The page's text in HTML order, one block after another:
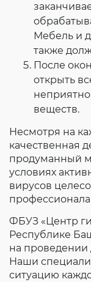
Мебель и
также
После
открыть
веществ.
Несмотря на
качественная
продуманный
условиях
вирусов
ФБУЗ «Центр
Республике
на
Наши
ситуацию